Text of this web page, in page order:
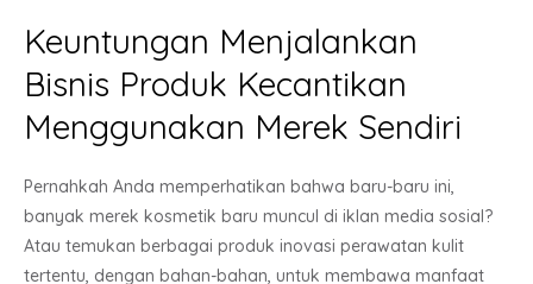
Keuntungan Menjalankan
Bisnis Produk Kecantikan
Menggunakan Merek Sendiri
Pernahkah Anda memperhatikan bahwa baru-baru ini,
banyak merek kosmetik baru muncul di iklan media sosial?
Atau temukan berbagai produk inovasi perawatan kulit
tertentu, dengan bahan-bahan, untuk membawa manfaat